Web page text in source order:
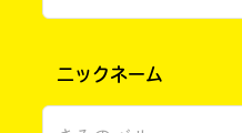
ニックネーム